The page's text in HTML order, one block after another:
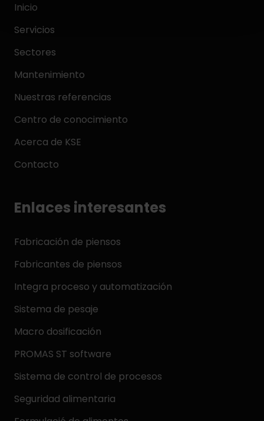
Inicio
Servicios
Sectores
Mantenimiento
Nuestras referencias
Centro de conocimiento
Acerca de KSE
Contacto
Enlaces interesantes
Fabricación de piensos
Fabricantes de piensos
Integra proceso y automatización
Sistema de pesaje
Macro dosificación
PROMAS ST software
Sistema de control de procesos
Seguridad alimentaria